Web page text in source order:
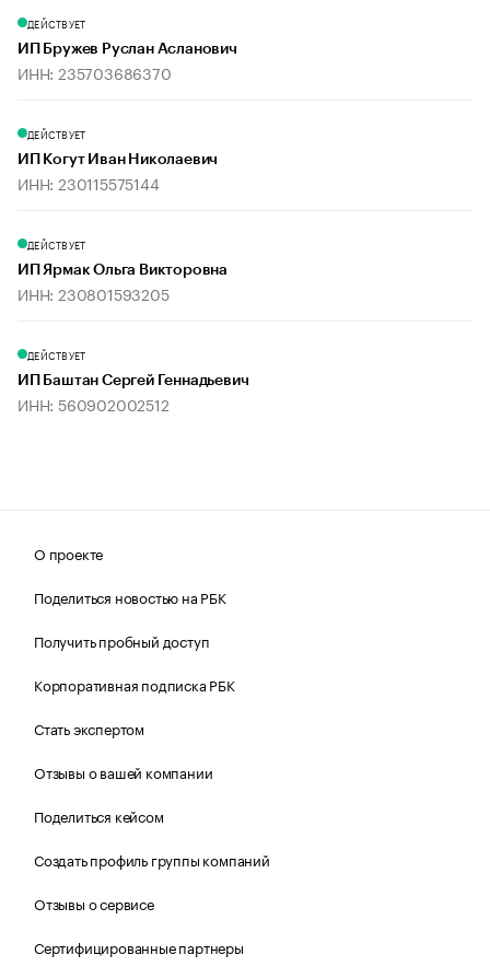
ДЕЙСТВУЕТ
ИП Бружев Руслан Асланович
ИНН: 235703686370
ДЕЙСТВУЕТ
ИП Когут Иван Николаевич
ИНН: 230115575144
ДЕЙСТВУЕТ
ИП Ярмак Ольга Викторовна
ИНН: 230801593205
ДЕЙСТВУЕТ
ИП Баштан Сергей Геннадьевич
ИНН: 560902002512
О проекте
Поделиться новостью на РБК
Получить пробный доступ
Корпоративная подписка РБК
Стать экспертом
Отзывы о вашей компании
Поделиться кейсом
Создать профиль группы компаний
Отзывы о сервисе
Сертифицированные партнеры